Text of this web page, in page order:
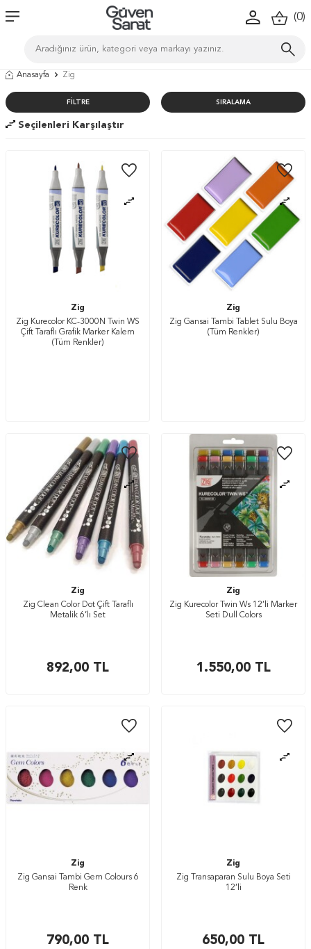
(0)
Anasayfa Zig
FILTRE SIRALAMA
Seçilenleri Karşılaştır
Zig
Zig Kurecolor KC-3000N Twin WS
Çift Taraflı Grafik Marker Kalem
(Tüm Renkler)
Zig
Zig Gansai Tambi Tablet Sulu Boya
(Tüm Renkler)
Zig
Zig Clean Color Dot Çift Taraflı
Metalik 6’lı Set
892,00 TL
Zig
Zig Kurecolor Twin Ws 12’li Marker
Seti Dull Colors
1.550,00TL
Zig
Zig Gansai Tambi Gem Colours 6
Renk
790,00 TL
Zig
Zig Transaparan Sulu Boya Seti
12’li
650,00 TL